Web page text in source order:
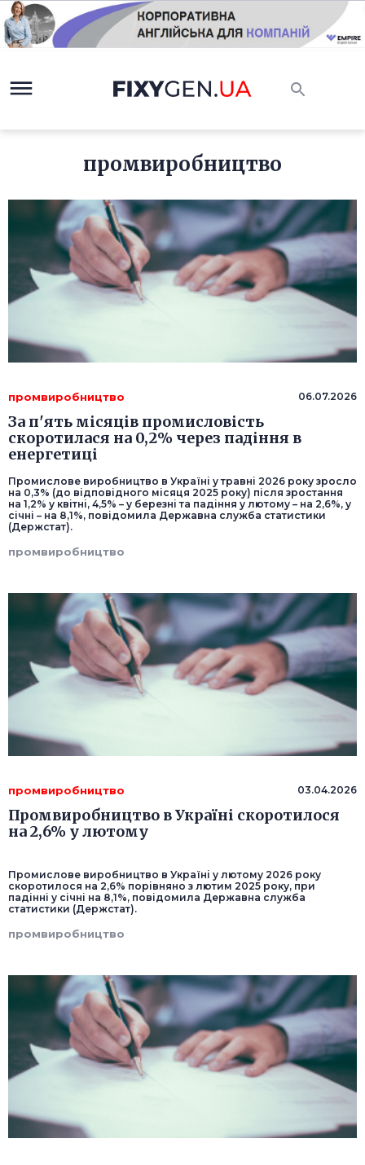
промвиробництво
промвиробництво 06.07.2026
За п'ять місяців промисловість
скоротилася на 0,2% через падіння в
енергетиці
Промислове виробництво в Україні у травні 2026 року зросло
на 0,3% (до відповідного місяця 2025 року) після зростання
на 1,2% у квітні, 4,5% – у березні та падіння у лютому – на 2,6%, у
січні – на 8,1%, повідомила Державна служба статистики
(Держстат).
промвиробництво
промвиробництво 03.04.2026
Промвиробництво в Україні скоротилося
на 2,6% у лютому
Промислове виробництво в Україні у лютому 2026 року
скоротилося на 2,6% порівняно з лютим 2025 року, при
падінні у січні на 8,1%, повідомила Державна служба
статистики (Держстат).
промвиробництво